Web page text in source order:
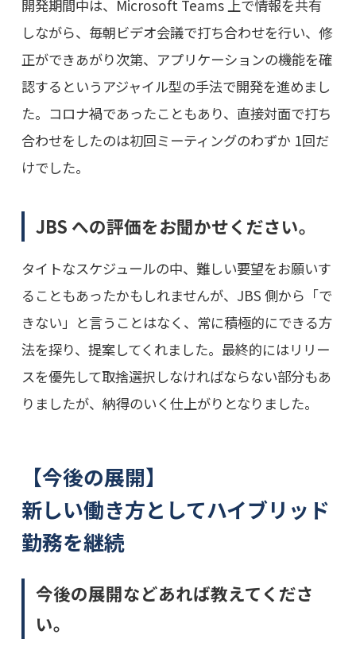
開発期間中は、Microsoft Teams 上で情報を共有
しながら、毎朝ビデオ会議で打ち合わせを行い、修
正ができあがり次第、アプリケーションの機能を確
認するというアジャイル型の手法で開発を進めまし
た。コロナ禍であったこともあり、直接対面で打ち
合わせをしたのは初回ミーティングのわずか 1回だ
けでした。
JBS への評価をお聞かせください。
タイトなスケジュールの中、難しい要望をお願いす
ることもあったかもしれませんが、JBS 側から「で
きない」と言うことはなく、常に積極的にできる方
法を探り、提案してくれました。最終的にはリリー
スを優先して取捨選択しなければならない部分もあ
りましたが、納得のいく仕上がりとなりました。
【今後の展開】
新しい働き方としてハイブリッド
勤務を継続
今後の展開などあれば教えてくださ
い。